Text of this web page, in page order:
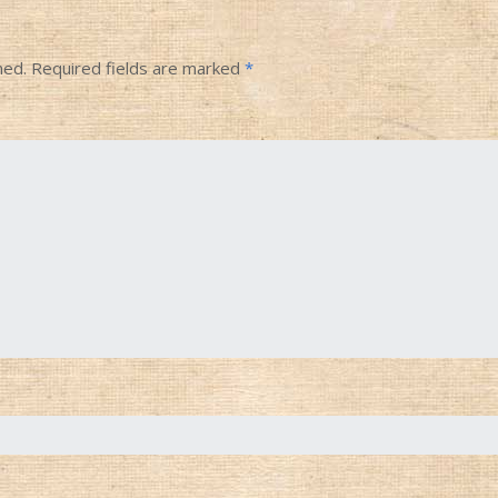
Required fields are marked *